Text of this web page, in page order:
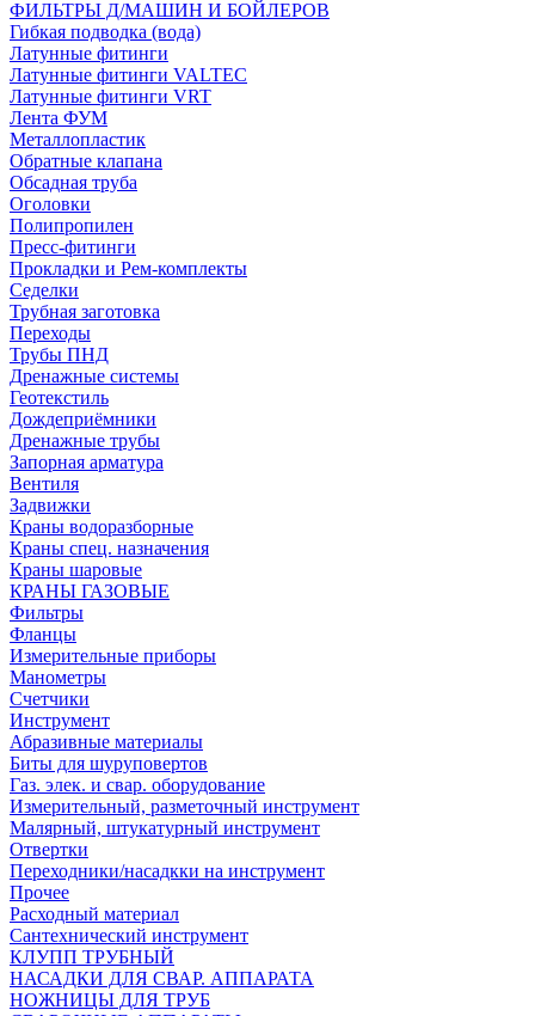
ФИЛЬТРЫ Д/МАШИН И БОЙЛЕРОВ
Гибкая подводка (вода)
Латунные фитинги
Латунные фитинги VALTEC
Латунные фитинги VRT
Лента ФУМ
Металлопластик
Обратные клапана
Обсадная труба
Оголовки
Полипропилен
Пресс-фитинги
Прокладки и Рем-комплекты
Седелки
Трубная заготовка
Переходы
Трубы ПНД
Дренажные системы
Геотекстиль
Дождеприёмники
Дренажные трубы
Запорная арматура
Вентиля
Задвижки
Краны водоразборные
Краны спец. назначения
Краны шаровые
КРАНЫ ГАЗОВЫЕ
Фильтры
Фланцы
Измерительные приборы
Манометры
Счетчики
Инструмент
Абразивные материалы
Биты для шуруповертов
Газ. элек. и свар. оборудование
Измерительный, разметочный инструмент
Малярный, штукатурный инструмент
Отвертки
Переходники/насадкки на инструмент
Прочее
Расходный материал
Сантехнический инструмент
КЛУПП ТРУБНЫЙ
НАСАДКИ ДЛЯ СВАР. АППАРАТА
НОЖНИЦЫ ДЛЯ ТРУБ